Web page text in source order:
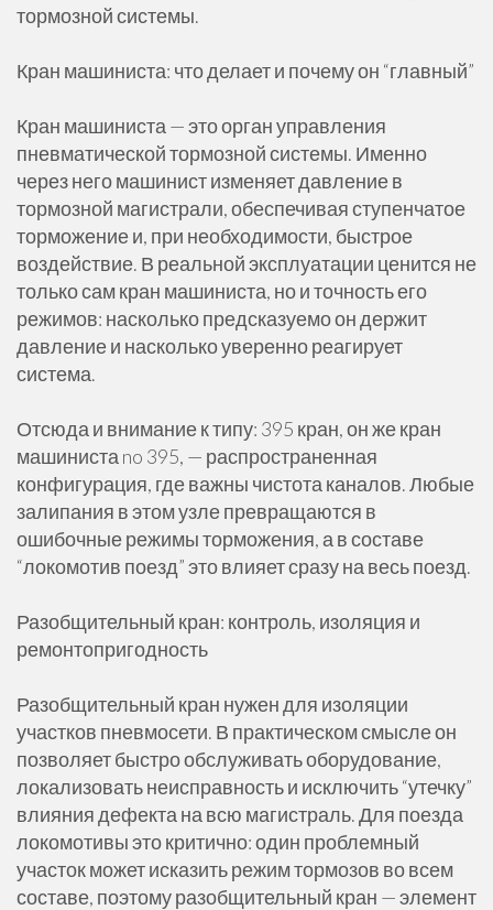
тормозной системы.
Кран машиниста: что делает и почему он “главный”
Кран машиниста — это орган управления
пневматической тормозной системы. Именно
через него машинист изменяет давление в
тормозной магистрали, обеспечивая ступенчатое
торможение и, при необходимости, быстрое
воздействие. В реальной эксплуатации ценится не
только сам кран машиниста, но и точность его
режимов: насколько предсказуемо он держит
давление и насколько уверенно реагирует
система.
Отсюда и внимание к типу: 395 кран, он же кран
машиниста no 395, — распространенная
конфигурация, где важны чистота каналов. Любые
залипания в этом узле превращаются в
ошибочные режимы торможения, а в составе
“локомотив поезд” это влияет сразу на весь поезд.
Разобщительный кран: контроль, изоляция и
ремонтопригодность
Разобщительный кран нужен для изоляции
участков пневмосети. В практическом смысле он
позволяет быстро обслуживать оборудование,
локализовать неисправность и исключить “утечку”
влияния дефекта на всю магистраль. Для поезда
локомотивы это критично: один проблемный
участок может исказить режим тормозов во всем
составе, поэтому разобщительный кран — элемент